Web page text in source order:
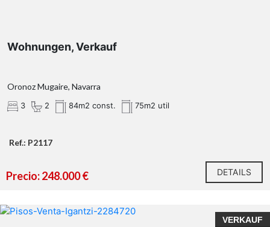
Wohnungen, Verkauf
Oronoz Mugaire, Navarra
3 2 84m2 const. 75m2 util
Ref.: P2117
Precio: 248.000 € DETAILS
VERKAUF